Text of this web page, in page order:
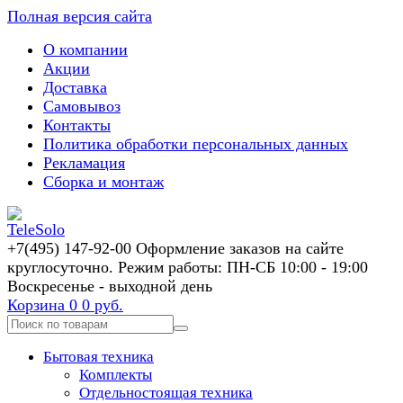
Полная версия сайта
О компании
Акции
Доставка
Самовывоз
Контакты
Политика обработки персональных данных
Рекламация
Сборка и монтаж
+7(495) 147-92-00 Оформление заказов на сайте
круглосуточно. Режим работы: ПН-СБ 10:00 - 19:00
Воскресенье - выходной день
Корзина 0 0 руб.
Бытовая техника
Комплекты
Отдельностоящая техника